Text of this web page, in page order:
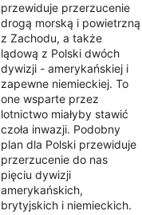
przewiduje przerzucenie
drogą morską i powietrzną
z Zachodu, a także
lądową z Polski dwóch
dywizji - amerykańskiej i
zapewne niemieckiej. To
one wsparte przez
lotnictwo miałyby stawić
czoła inwazji. Podobny
plan dla Polski przewiduje
przerzucenie do nas
pięciu dywizji
amerykańskich,
brytyjskich i niemieckich.